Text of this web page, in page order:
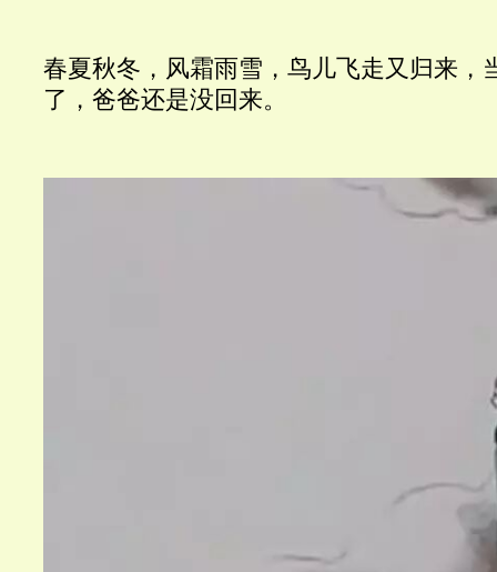
春夏秋冬，风霜雨雪，鸟儿飞走又归来，
了，爸爸还是没回来。